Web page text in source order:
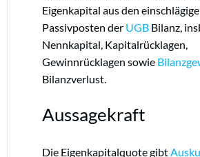
Eigenkapital aus den
Passivposten der UGB Bilanz,
Nennkapital, Kapitalrücklagen,
Gewinnrücklagen sowie
Bilanzverlust.
Aussagekraft
Die Eigenkapitalquote gibt